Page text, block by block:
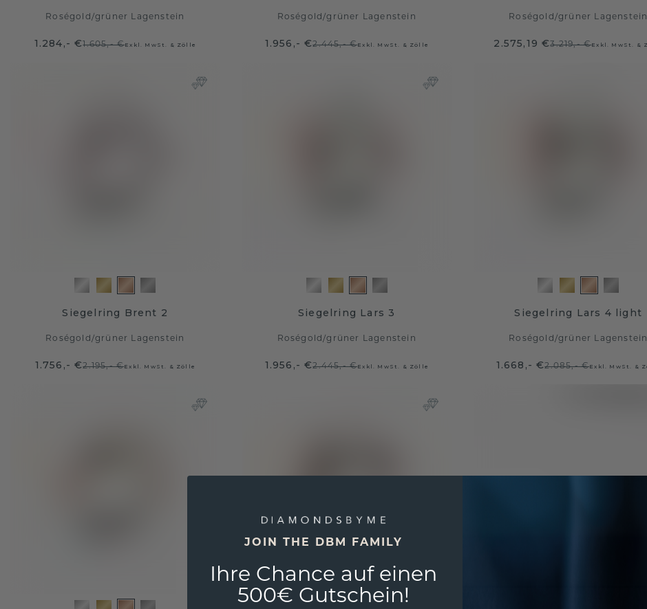
Roségold /grüner Lagenstein
1.284,- €1.605,- €Exkl. MwSt. & Zölle
Roségold/grüner Lagenstein
1.956,- €2.445,- €Exkl. MwSt. & Zölle
Roségold /grüner Lagenstein
2.575,19 €3.219,- €Exkl. MwSt. &
Siegelring Brent 2
Roségold /grüner Lagenstein
1.756,- €2.195,- €Exkl. MwSt. & Zölle
Siegelring Lars 3
Roségold/grüner Lagenstein
1.956,- €2.445,- €Exkl. MwSt. & Zölle
Siegelring Lars 4 light
Roségold /grüner Lagenstein
1.668,- €2.085,- €Exkl. MwSt. &
JOIN THE DBM FAMILY
Ihre Chance auf einen
500€ Gutschein!